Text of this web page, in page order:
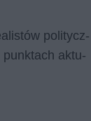
po­li­tycz­
punk­tach ak­tu­